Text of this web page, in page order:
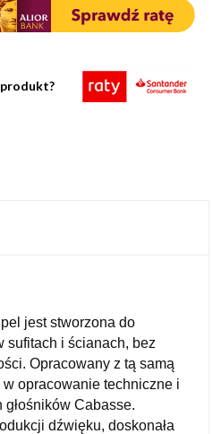
jest stworzona do
sufitach i ścianach, bez
Opracowany z tą samą
w opracowanie techniczne i
Cabasse.
dźwięku, doskonała